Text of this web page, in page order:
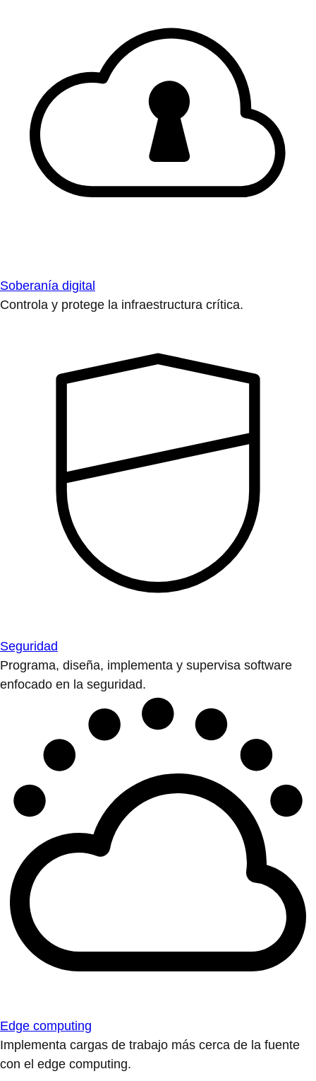
Soberanía digital
Controla y protege la infraestructura crítica.
Seguridad
Programa, diseña, implementa y supervisa software
enfocado en la seguridad.
Edge computing
Implementa cargas de trabajo más cerca de la fuente
con el edge computing.